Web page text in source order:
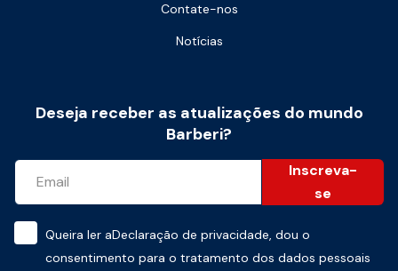
Contate-nos
Notícias
Deseja receber as atualizações do mundo
Barberi?
Inscreva-
se
Queira ler aDeclaração de privacidade, dou o
consentimento para o tratamento dos dados pessoais